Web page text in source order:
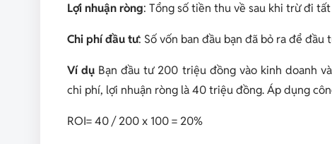
Lợi nhuận ròng: Tổng số tiền thu về sau khi trừ đi
Chi phí đầu tư: Số vốn ban đầu bạn đã bỏ ra để đầu
Ví dụ Bạn đầu tư 200 triệu đồng vào kinh doanh
chi phí, lợi nhuận ròng là 40 triệu đồng. Áp dụng
ROI= 40 / 200 x 100 = 20%